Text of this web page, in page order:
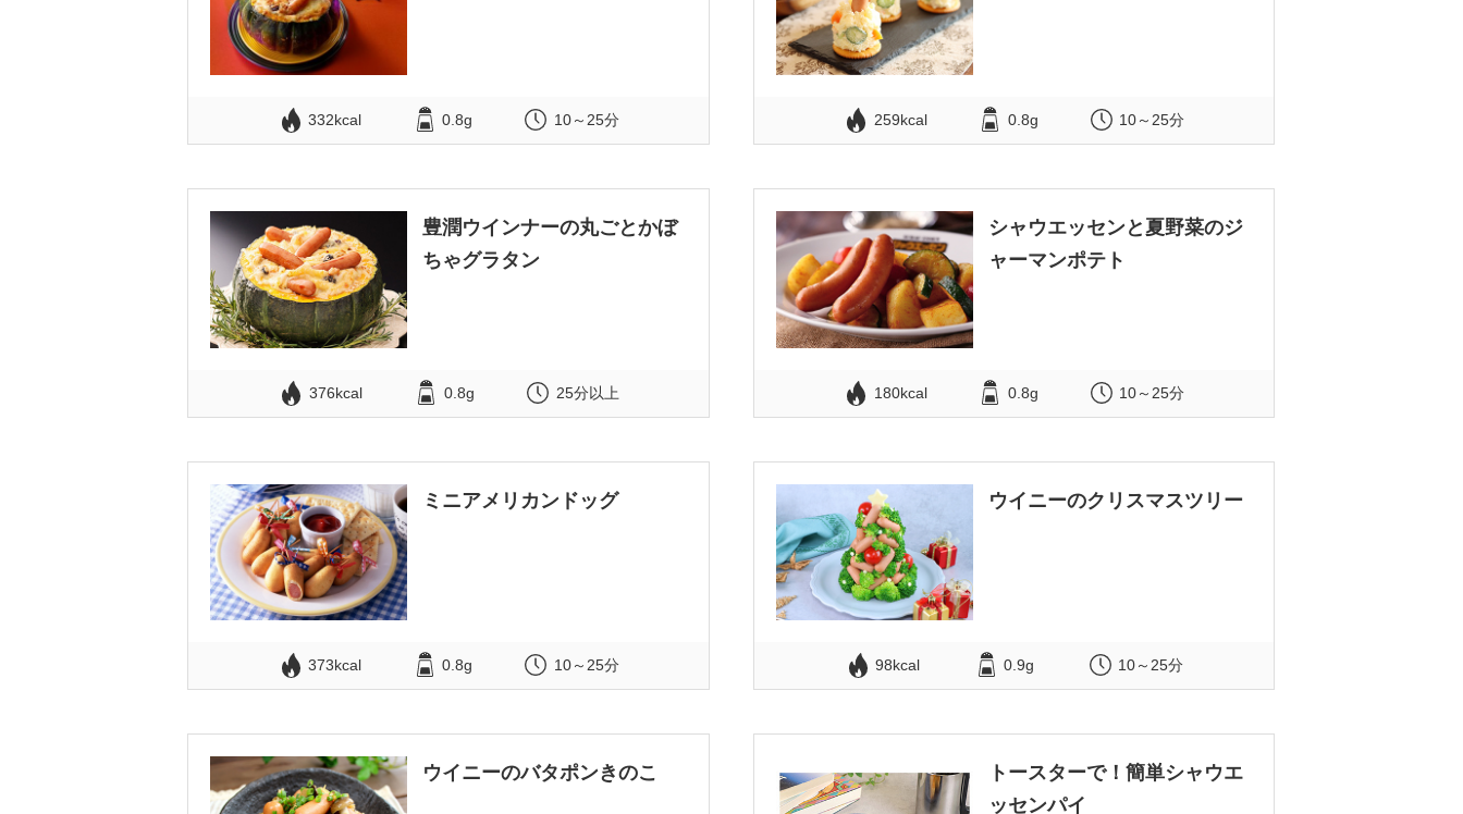
332kcal 0.8g 10～25分 259kcal 0.8g 10～25分
豊潤ウインナーの丸ごとかぼ
ちゃグラタン
376kcal 0.8g 25分以上
シャウエッセンと夏野菜のジ
ャーマンポテト
180kcal 0.8g 10～25分
ミニアメリカンドッグ
373kcal 0.8g 10～25分
ウイニーのクリスマスツリー
98kcal 0.9g 10～25分
ウイニーのバタポンきのこ
トースターで！簡単シャウエ
ッセンパイ